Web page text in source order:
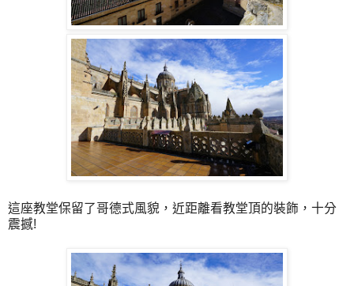
這座教堂保留了哥德式風貌，近距離看教堂頂的裝飾，十分
震撼!